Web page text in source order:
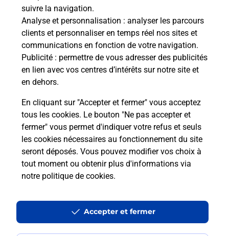
suivre la navigation.
Analyse et personnalisation : analyser les parcours
clients et personnaliser en temps réel nos sites et
communications en fonction de votre navigation.
Publicité : permettre de vous adresser des publicités
en lien avec vos centres d’intérêts sur notre site et
en dehors.
En cliquant sur "Accepter et fermer" vous acceptez
tous les cookies. Le bouton "Ne pas accepter et
fermer" vous permet d'indiquer votre refus et seuls
les cookies nécessaires au fonctionnement du site
seront déposés. Vous pouvez modifier vos choix à
tout moment ou obtenir plus d'informations via
notre politique de cookies.
Accepter et fermer
Boîte aux lettres La Poste
Collecte du courrier aujourd'hui à 08h30
11 Rue Principale
02360 Dohis
Localiser Liste Boîtes aux lettres Aisne
Accessibilité : partiellement conforme
Conditions contractuelles